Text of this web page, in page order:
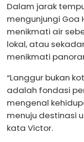
Dalam jarak
mengunjungi Goa
menikmati air
lokal, atau
menikmati
“Langgur bukan
adalah fondasi
mengenal
menuju destinasi
kata Victor.